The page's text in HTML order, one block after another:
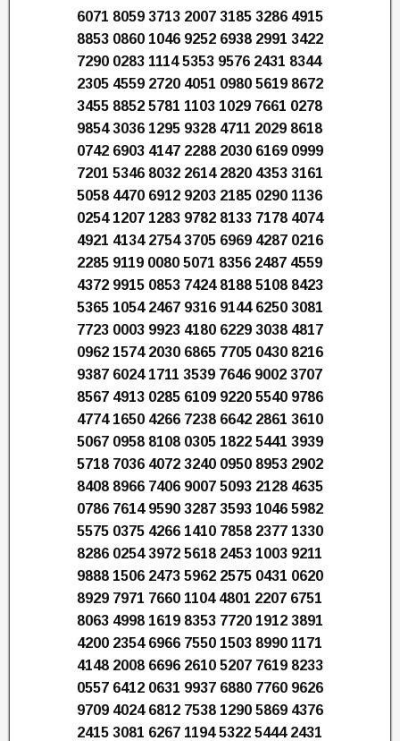
6071 8059 3713 2007 3185 3286 4915
8853 0860 1046 9252 6938 2991 3422
7290 0283 1114 5353 9576 2431 8344
2305 4559 2720 4051 0980 5619 8672
3455 8852 5781 1103 1029 7661 0278
9854 3036 1295 9328 4711 2029 8618
0742 6903 4147 2288 2030 6169 0999
7201 5346 8032 2614 2820 4353 3161
5058 4470 6912 9203 2185 0290 1136
0254 1207 1283 9782 8133 7178 4074
4921 4134 2754 3705 6969 4287 0216
2285 9119 0080 5071 8356 2487 4559
4372 9915 0853 7424 8188 5108 8423
5365 1054 2467 9316 9144 6250 3081
7723 0003 9923 4180 6229 3038 4817
0962 1574 2030 6865 7705 0430 8216
9387 6024 1711 3539 7646 9002 3707
8567 4913 0285 6109 9220 5540 9786
4774 1650 4266 7238 6642 2861 3610
5067 0958 8108 0305 1822 5441 3939
5718 7036 4072 3240 0950 8953 2902
8408 8966 7406 9007 5093 2128 4635
0786 7614 9590 3287 3593 1046 5982
5575 0375 4266 1410 7858 2377 1330
8286 0254 3972 5618 2453 1003 9211
9888 1506 2473 5962 2575 0431 0620
8929 7971 7660 1104 4801 2207 6751
8063 4998 1619 8353 7720 1912 3891
4200 2354 6966 7550 1503 8990 1171
4148 2008 6696 2610 5207 7619 8233
0557 6412 0631 9937 6880 7760 9626
9709 4024 6812 7538 1290 5869 4376
2415 3081 6267 1194 5322 5444 2431